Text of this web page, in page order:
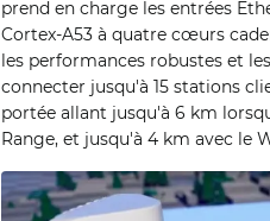
prend en charge les entrées
Cortex-A53 à quatre cœurs
les performances robustes et
connecter jusqu'à 15 stations
portée allant jusqu'à 6 km
Range, et jusqu'à 4 km avec le